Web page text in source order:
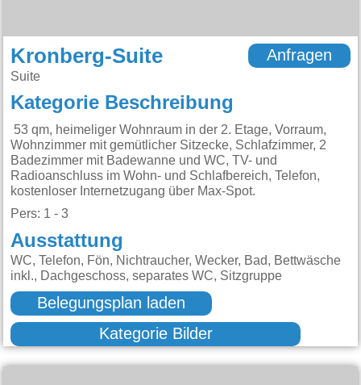
Kronberg-Suite
Suite
Anfragen
Kategorie Beschreibung
53 qm, heimeliger Wohnraum in der 2. Etage, Vorraum,
Wohnzimmer mit gemütlicher Sitzecke, Schlafzimmer, 2
Badezimmer mit Badewanne und WC, TV- und
Radioanschluss im Wohn- und Schlafbereich, Telefon,
kostenloser Internetzugang über Max-Spot.
Pers: 1 - 3
Ausstattung
WC, Telefon, Fön, Nichtraucher, Wecker, Bad, Bettwäsche
inkl., Dachgeschoss, separates WC, Sitzgruppe
Belegungsplan laden
Kategorie Bilder